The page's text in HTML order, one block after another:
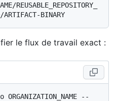
REUSABLE_REPOSITORY_
le flux de travail exact :
--